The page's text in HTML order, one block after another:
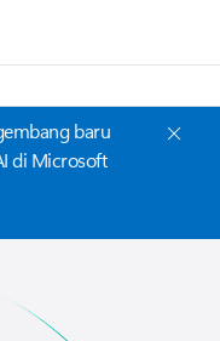
baru
di Microsoft